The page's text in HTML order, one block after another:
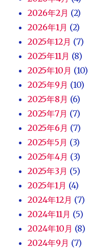
2026年2月 (2)
2026年1月 (2)
2025年12月 (7)
2025年11月 (8)
2025年10月 (10)
2025年9月 (10)
2025年8月 (6)
2025年7月 (7)
2025年6月 (7)
2025年5月 (3)
2025年4月 (3)
2025年3月 (5)
2025年1月 (4)
2024年12月 (7)
2024年11月 (5)
2024年10月 (8)
2024年9月 (7)